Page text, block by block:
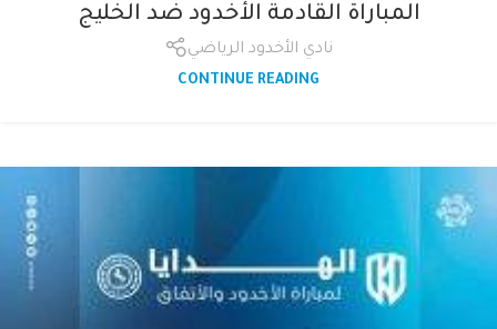
المباراة القادمة الأخدود ضد الخليج
نادي الأخدود الرياضي
CONTINUE READING